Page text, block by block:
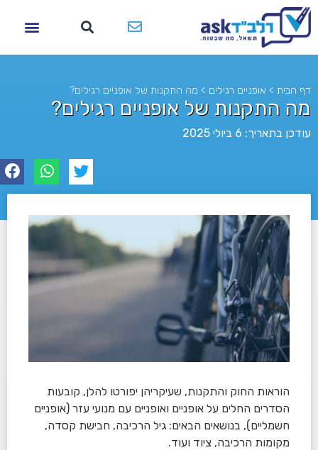
דף הבית > אופניים רגילים > מה התקנות של אופניים רגילים?
מה התקנות של אופניים רגילים?
עודכן בתאריך: 6 ביולי 2025
לא
הוראות החוק והתקנות, שעיקריהן יפורטו להלן, קובעות
הסדרים החלים על אופניים ואופניים עם מנועי עזר (אופניים
חשמליים), בנושאים הבאים: גיל הרכיבה, חבישת קסדה,
מקומות הרכיבה, ציוד ועוד.